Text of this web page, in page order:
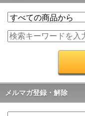
メルマガ登録・解除